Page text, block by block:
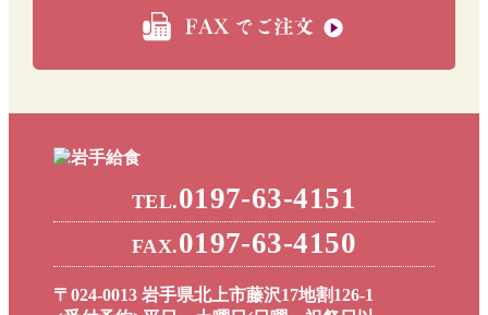
TEL.0197-63-4151
FAX.0197-63-4150
〒024-0013 岩手県北上市藤沢17地割126-1